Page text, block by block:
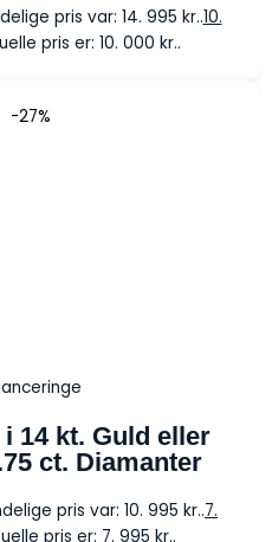
pris var: 14. 995 kr..10.
pris er: 10. 000 kr..
-27%
14 kt. Guld eller
ct. Diamanter
pris var: 10. 995 kr..7.
pris er: 7. 995 kr..